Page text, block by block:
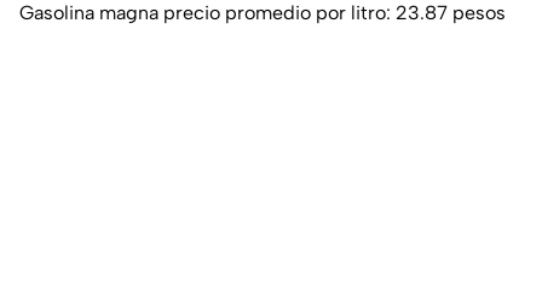
Gasolina magna precio promedio por litro: 23.87 pesos